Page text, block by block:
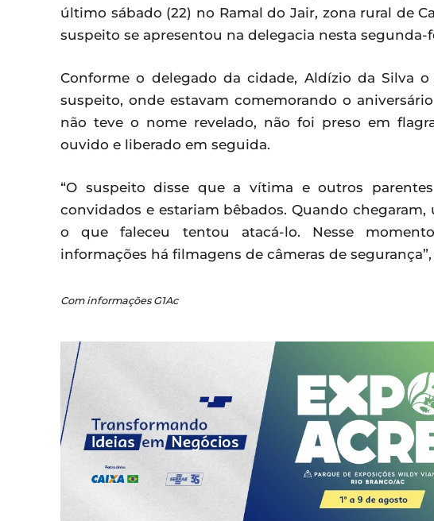
último sábado (22) no Ramal do Jair, zona rural de
suspeito se apresentou na delegacia nesta segunda-
Conforme o delegado da cidade, Aldízio da Silva
suspeito, onde estavam comemorando o
não teve o nome revelado, não foi preso em
ouvido e liberado em seguida.
“O suspeito disse que a vítima e outros
convidados e estariam bêbados. Quando
o que faleceu tentou atacá-lo. Nesse
informações há filmagens de câmeras de
Com informações G1Ac